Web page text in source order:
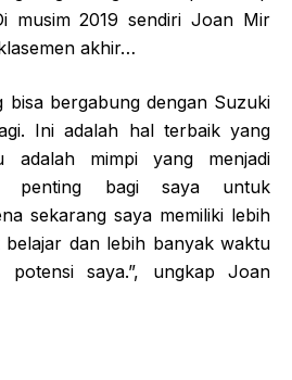
musim 2019 sendiri Joan Mir
akhir…
bisa bergabung dengan Suzuki
Ini adalah hal terbaik yang
adalah mimpi yang menjadi
penting bagi saya untuk
sekarang saya memiliki lebih
dan lebih banyak waktu
potensi saya.”, ungkap Joan